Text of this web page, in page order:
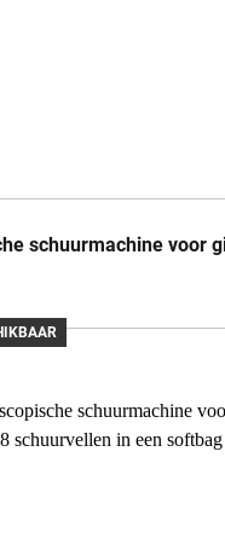
schuurmachine voor